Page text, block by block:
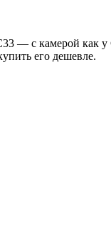
— с камерой как
его дешевле.